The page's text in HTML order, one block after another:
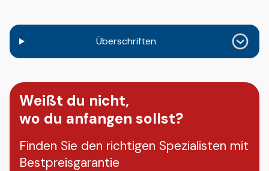
Überschriften
Weißt du nicht,
wo du anfangen sollst?
Finden Sie den richtigen Spezialisten mit
Bestpreisgarantie